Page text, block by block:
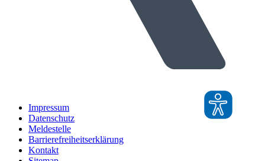
Impressum
Datenschutz
Meldestelle
Barrierefreiheitserklärung
Kontakt